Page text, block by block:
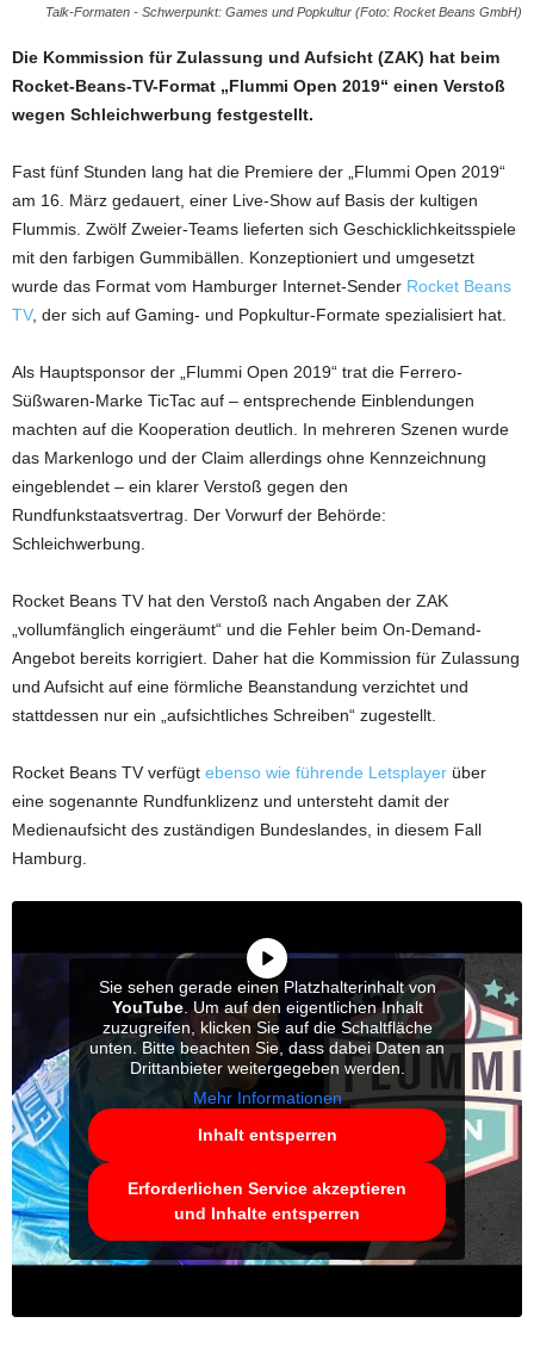
Talk-Formaten - Schwerpunkt: Games und Popkultur (Foto: Rocket Beans GmbH)
Die Kommission für Zulassung und Aufsicht (ZAK) hat beim
Rocket-Beans-TV-Format „Flummi Open 2019“ einen Verstoß
wegen Schleichwerbung festgestellt.
Fast fünf Stunden lang hat die Premiere der „Flummi Open 2019“
am 16. März gedauert, einer Live-Show auf Basis der kultigen
Flummis. Zwölf Zweier-Teams lieferten sich Geschicklichkeitsspiele
mit den farbigen Gummibällen. Konzeptioniert und umgesetzt
wurde das Format vom Hamburger Internet-Sender Rocket Beans
TV, der sich auf Gaming- und Popkultur-Formate spezialisiert hat.
Als Hauptsponsor der „Flummi Open 2019“ trat die Ferrero-
Süßwaren-Marke TicTac auf – entsprechende Einblendungen
machten auf die Kooperation deutlich. In mehreren Szenen wurde
das Markenlogo und der Claim allerdings ohne Kennzeichnung
eingeblendet – ein klarer Verstoß gegen den
Rundfunkstaatsvertrag. Der Vorwurf der Behörde:
Schleichwerbung.
Rocket Beans TV hat den Verstoß nach Angaben der ZAK
„vollumfänglich eingeräumt“ und die Fehler beim On-Demand-
Angebot bereits korrigiert. Daher hat die Kommission für Zulassung
und Aufsicht auf eine förmliche Beanstandung verzichtet und
stattdessen nur ein „aufsichtliches Schreiben“ zugestellt.
Rocket Beans TV verfügt ebenso wie führende Letsplayer über
eine sogenannte Rundfunklizenz und untersteht damit der
Medienaufsicht des zuständigen Bundeslandes, in diesem Fall
Hamburg.
Sie sehen gerade einen Platzhalterinhalt von
YouTube. Um auf den eigentlichen Inhalt
zuzugreifen, klicken Sie auf die Schaltfläche
unten. Bitte beachten Sie, dass dabei Daten an
Drittanbieter weitergegeben werden.
Mehr Informationen
Inhalt entsperren
Erforderlichen Service akzeptieren
und Inhalte entsperren